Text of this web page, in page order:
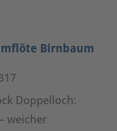
Birnbaum
Doppelloch:
weicher